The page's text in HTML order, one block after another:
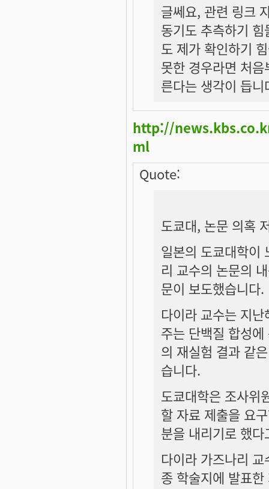
글쎄요, 관련 링크
동기도 추측하기
도 제가 확인하기
못한 경우라면 처
른다는 생각이 듭니
http://
ml
Quote:
도쿄대, 논문 의혹
일본의 도쿄대학이
리 교수의 논문의
문이 보도했습니다.
다이라 교수는 지
주는 단백질 합성
의 재실험 결과 같
습니다.
도쿄대학은 조사위
할 자료 제출을 요
분을 내리기로 했
다이라 가즈나리
종 학술지에 발표